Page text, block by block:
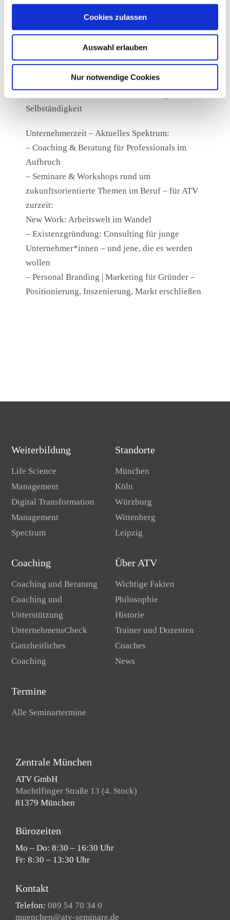
Cookies zulassen
Auswahl erlauben
Nur notwendige Cookies
– Inhouse Trainings & Workshops zu
Mitten im Leben:
Selbständigkeit
Unternehmerzeit – Aktuelles Spektrum:
– Coaching & Beratung für Professionals im
Aufbruch
– Seminare & Workshops rund um
zukunftsorientierte Themen im Beruf – für ATV
zurzeit:
New Work: Arbeitswelt im Wandel
– Existenzgründung: Consulting für junge
Unternehmer*innen – und jene, die es werden
wollen
– Personal Branding | Marketing für Gründer –
Positionierung, Inszenierung, Markt erschließen
Weiterbildung
Life Science
Management
Digital Transformation
Management
Spectrum
Coaching
Coaching und Beratung
Coaching und
Unterstützung
UnternehmensCheck
Ganzheitliches
Coaching
Termine
Alle Seminartermine
Standorte
München
Köln
Würzburg
Wittenberg
Leipzig
Über ATV
Wichtige Fakten
Philosophie
Historie
Trainer und Dozenten
Coaches
News
Zentrale München
ATV GmbH
Machtlfinger Straße 13 (4. Stock)
81379 München
Bürozeiten
Mo – Do: 8:30 – 16:30 Uhr
Fr: 8:30 – 13:30 Uhr
Kontakt
Telefon: 089 54 70 34 0
muenchen@atv-seminare.de